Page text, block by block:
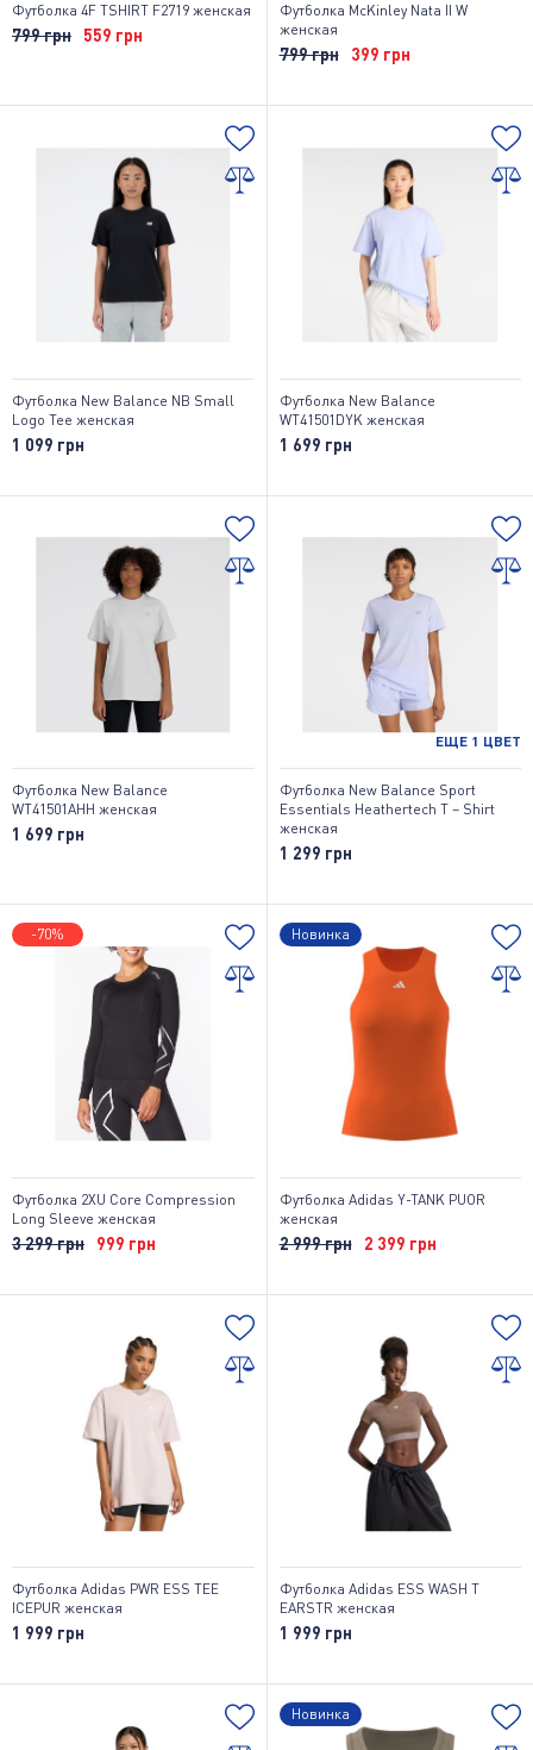
Футболка 4F TSHIRT F2719 женская
799 грн 559 грн
Футболка McKinley Nata II W
женская
799 грн 399 грн
Футболка New Balance NB Small
Logo Tee женская
1 099 грн
Футболка New Balance
WT41501DYK женская
1 699 грн
Футболка New Balance
WT41501AHH женская
1 699 грн
ЕЩЕ 1 ЦВЕТ
Футболка New Balance Sport
Essentials Heathertech T – Shirt
женская
1 299 грн
-70%
Футболка 2XU Core Compression
Long Sleeve женская
3 299 грн 999 грн
Новинка
Футболка Adidas Y-TANK PUOR
женская
2 999 грн 2 399 грн
Футболка Adidas PWR ESS TEE
ICEPUR женская
1 999 грн
Футболка Adidas ESS WASH T
EARSTR женская
1 999 грн
Новинка